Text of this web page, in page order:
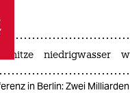
taz zahl ich
taz zahl ich
hitze niedrigwasser
in Berlin: Zwei